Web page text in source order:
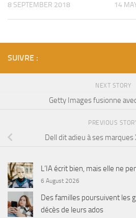
8 SEPTEMBER 2018 14
SUIVRE :
NEXT STORY
Getty Images fusionne
PREVIOUS
Dell dit adieu à ses marques
L’IA écrit bien, mais elle ne
6 August 2026
Des familles poursuivent les
décès de leurs ados